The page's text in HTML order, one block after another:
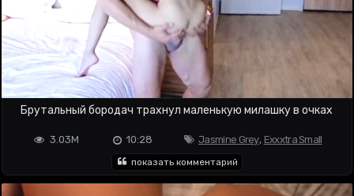
Брутальный бородач трахнул маленькую милашку в очках
Jasmine Grey, Exxxtra Small
10:28
3.03M
показать комментарий